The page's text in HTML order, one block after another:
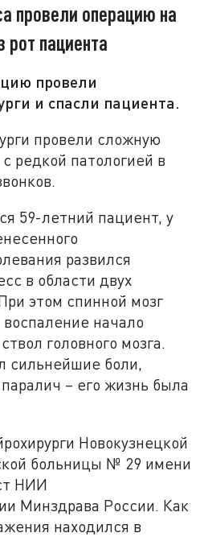
провели операцию на
рот пациента
провели
и спасли пациента.
провели сложную
редкой патологией в
59-летний пациент, у
развился
в области двух
этом спинной мозг
начало
головного мозга.
сильнейшие боли,
– его жизнь была
Новокузнецкой
больницы № 29 имени
НИИ
Минздрава России. Как
находился в